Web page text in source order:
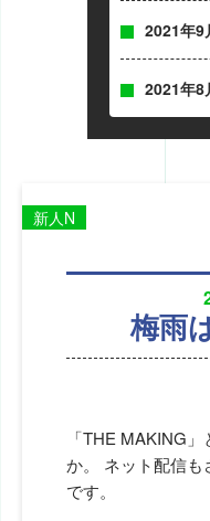
2021年9
2021年8
梅雨
新人N
「THE MAKING
か。 ネット配信も
です。